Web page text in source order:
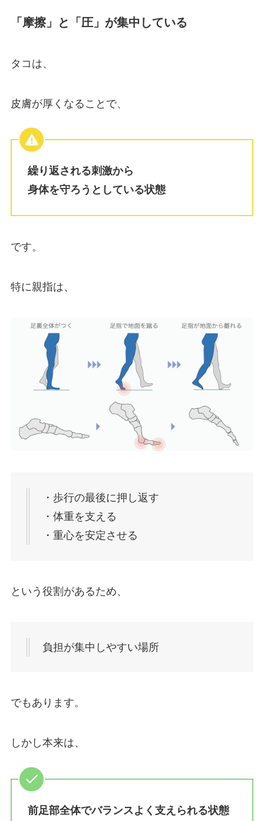
「摩擦」と「圧」が集中している
タコは、
皮膚が厚くなることで、
繰り返される刺激から
身体を守ろうとしている状態
です。
特に親指は、
・歩行の最後に押し返す
・体重を支える
・重心を安定させる
という役割があるため、
負担が集中しやすい場所
でもあります。
しかし本来は、
前足部全体でバランスよく支えられる状態